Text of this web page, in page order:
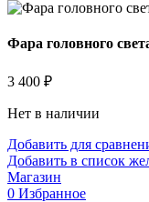
Фара головного
3 400 ₽
Нет в наличии
Добавить для
Добавить в список
Магазин
0 Избранное